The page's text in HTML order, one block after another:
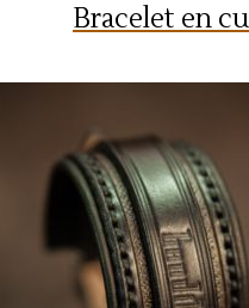
Bracelet en